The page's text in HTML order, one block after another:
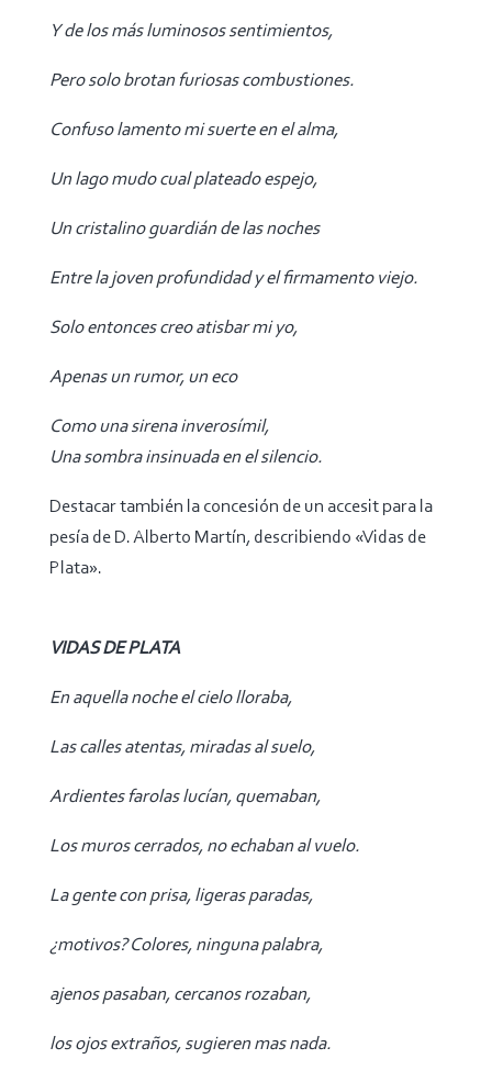
Y de los más luminosos sentimientos,
Pero solo brotan furiosas combustiones.
Confuso lamento mi suerte en el alma,
Un lago mudo cual plateado espejo,
Un cristalino guardián de las noches
Entre la joven profundidad y el firmamento viejo.
Solo entonces creo atisbar mi yo,
Apenas un rumor, un eco
Como una sirena inverosímil,
Una sombra insinuada en el silencio.
Destacar también la concesión de un accesit para la
pesía de D. Alberto Martín, describiendo «Vidas de
Plata».
VIDAS DE PLATA
En aquella noche el cielo lloraba,
Las calles atentas, miradas al suelo,
Ardientes farolas lucían, quemaban,
Los muros cerrados, no echaban al vuelo.
La gente con prisa, ligeras paradas,
¿motivos? Colores, ninguna palabra,
ajenos pasaban, cercanos rozaban,
los ojos extraños, sugieren mas nada.